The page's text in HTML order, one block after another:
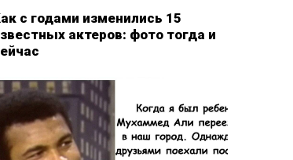
с годами изменились 15
актеров: фото тогда и